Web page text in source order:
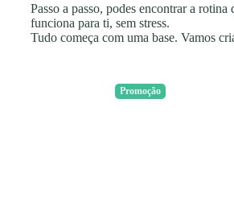
Passo a passo, podes encontrar a rotina
funciona para ti, sem stress.
Tudo começa com uma base. Vamos
Promoção